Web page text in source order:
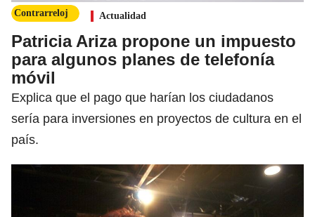
Contrarreloj Actualidad
Patricia Ariza propone un impuesto
para algunos planes de telefonía
móvil
Explica que el pago que harían los ciudadanos
sería para inversiones en proyectos de cultura en el
país.